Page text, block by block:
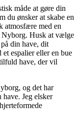
måde at gøre din
du ønsker at skabe en
atmosfære med en
Nyborg. Husk at vælge
din have, dit
espalier eller en bue
have, der vil
og det har
Jeg elsker